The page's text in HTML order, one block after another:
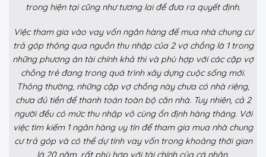
trong hiện tại cũng như tương lai để đưa ra quyết định.
Việc tham gia vào vay vốn ngân hàng để mua nhà chung cư
trả góp thông qua nguồn thu nhập của 2 vợ chồng là 1 trong
những phương án tài chính khả thi và phù hợp với các cặp vợ
chồng trẻ đang trong quá trình xây dựng cuộc sống mới.
Thông thường, những cặp vợ chồng này chưa có nhà riêng,
chưa đủ tiền để thanh toán toàn bộ căn nhà. Tuy nhiên, cả 2
người đều có mức thu nhập vô cùng ổn định hàng tháng. Với
việc tìm kiếm 1 ngân hàng uy tín để tham gia mua nhà chung
cư trả góp và có thể dự tính vay vốn trong khoảng thời gian
là 20 năm, rất phù hợp với tài chính của cá nhân.